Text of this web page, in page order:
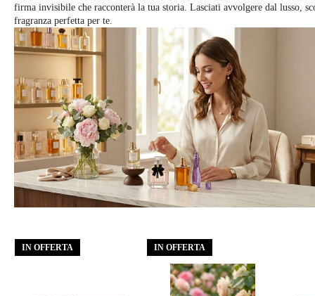
firma invisibile che racconterà la tua storia. Lasciati avvolgere dal lusso,
fragranza perfetta per te.
IN OFFERTA IN OFFERTA